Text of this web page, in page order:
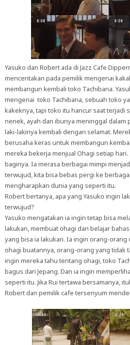
Yasuko dan Robert ada di Jazz Cafe
menceritakan pada pemilik mengenai
membangun kembali toko Tachibana.
mengenai toko Tachibana, sebuah toko
kakeknya, tapi toko itu hancur saat terjadi
nenek, ayah dan ibunya meninggal dalam
laki-lakinya kembali dengan selamat.
berusaha keras untuk membangun
mereka bekerja menjual Ohagi setiap
baginya. Ia merasa berbagai mimpi
terwujud, kita bisa bebas pergi ke
mengharapkan dunia yang seperti itu.
Robert bertanya, apa yang Yasuko ingin
terwujud?
Yasuko mengatakan ia ingin tetap bisa
lakukan, membuat ohagi dan belajar
yang bisa ia lakukan. Ia ingin orang-orang
ohagi buatannya, orang-orang yang tidak
ingin mereka tahu tentang ohagi, toko
bagus dari Jepang. Dan ia ingin
seperti itu. Jika Rui tertawa bersamanya,
Robert dan pemilik cafe tersenyum